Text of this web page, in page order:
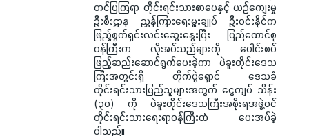
တင်ပြကြရာ တိုင်းရင်းသားစာပေနှင့် ယဉ်ကျေးမှု
ဦးစီးဌာန ညွှန်ကြားရေးမှူးချုပ် ဦးဝင်းနိုင်က
ဖြည့်စွက်ရှင်းလင်းဆွေးနွေးပြီး ပြည်ထောင်စု
ဝန်ကြီးက လိုအပ်သည်များကို ပေါင်းစပ်
ဖြည့်ဆည်းဆောင်ရွက်ပေးခဲ့ကာ ပဲခူးတိုင်းဒေသ
ကြီးအတွင်းရှိ တိုက်ပွဲရှောင် ဒေသခံ
တိုင်းရင်းသားပြည်သူများအတွက် ငွေကျပ် သိန်း
(၃၀) ကို ပဲခူးတိုင်းဒေသကြီးအစိုးရအဖွဲ့ဝင်
တိုင်းရင်းသားရေးရာဝန်ကြီးထံ ပေးအပ်ခဲ့
ပါသည်။